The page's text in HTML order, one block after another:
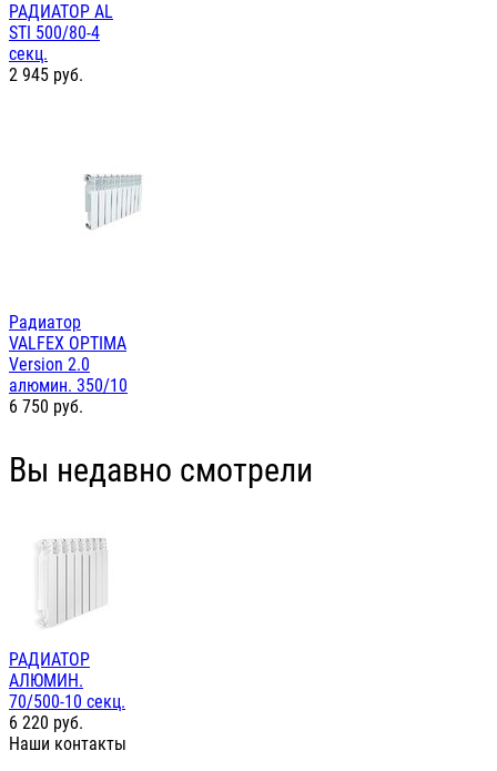
РАДИАТОР AL
STI 500/80-4
секц.
2 945 руб.
Радиатор
VALFEX OPTIMA
Version 2.0
алюмин. 350/10
6 750 руб.
Вы недавно смотрели
РАДИАТОР
АЛЮМИН.
70/500-10 секц.
6 220 руб.
Наши контакты